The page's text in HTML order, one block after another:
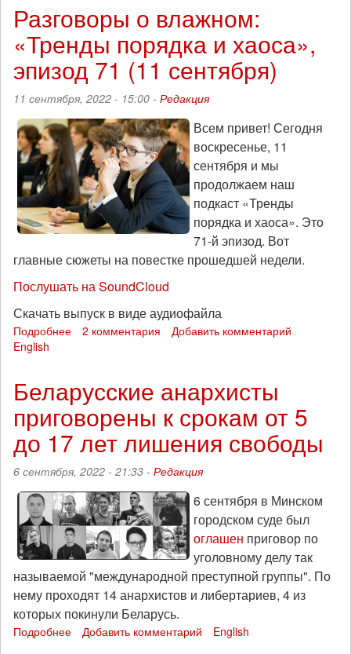
Беларуси
утвердил
приговор
анархистам
по
делу
"международной
преступной
группы"
Разговоры о влажном:
«Тренды порядка и хаоса»,
эпизод 71 (11 сентября)
11 сентября, 2022 - 15:00 - Редакция
Всем привет! Сегодня
воскресенье, 11
сентября и мы
продолжаем наш
подкаст «Тренды
порядка и хаоса». Это
71-й эпизод. Вот
главные сюжеты на повестке прошедшей недели.
Послушать на SoundCloud
Скачать выпуск в виде аудиофайла
Подробнее
«Тренды
порядка
и
хаоса»,
эпизод
71
(11
сентября)
2 комментария
Добавить комментарий
English
Беларусские анархисты
приговорены к срокам от 5
до 17 лет лишения свободы
6 сентября, 2022 - 21:33 - Редакция
6 сентября в Минском
городском суде был
оглашен приговор по
уголовному делу так
называемой "международной преступной группы". По
нему проходят 14 анархистов и либертариев, 4 из
которых покинули Беларусь.
Подробнее Добавить комментарий English